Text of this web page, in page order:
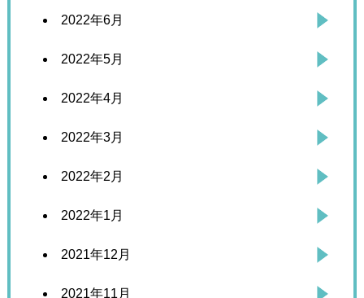
2022年6月
2022年5月
2022年4月
2022年3月
2022年2月
2022年1月
2021年12月
2021年11月